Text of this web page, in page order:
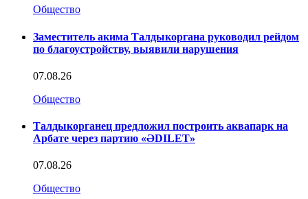
Общество
Заместитель акима Талдыкоргана руководил рейдом
по благоустройству, выявили нарушения
07.08.26
Общество
Талдыкорганец предложил построить аквапарк на
Арбате через партию «ӘDILET»
07.08.26
Общество